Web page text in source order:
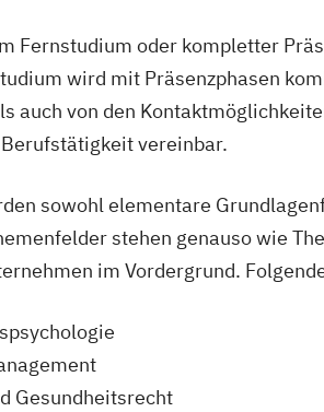
Fernstudium oder kompletter
wird mit Präsenzphasen
auch von den
vereinbar.
sowohl elementare
stehen genauso wie
im Vordergrund.
Gesundheitsrecht